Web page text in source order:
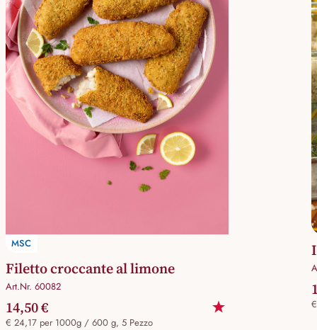
MSC
Filetto croccante al limone
Art.Nr. 60082
14,50 €
€ 24,17 per 1000g / 600 g, 5 Pezzo